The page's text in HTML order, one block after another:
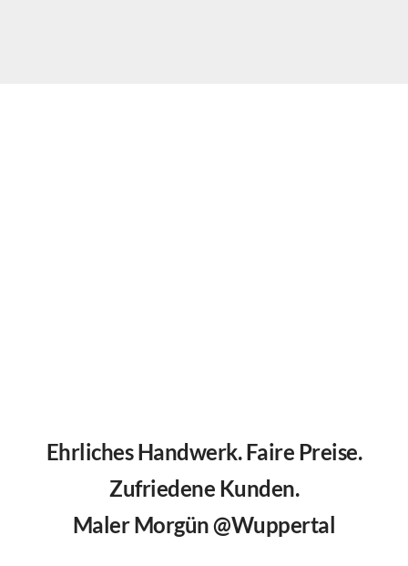
Ehrliches Handwerk. Faire Preise.
Zufriedene Kunden.
Maler Morgün @Wuppertal